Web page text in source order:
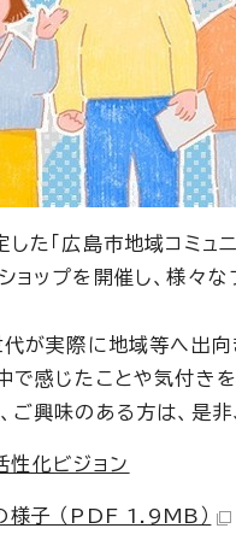
「広島市地域コミュニ
ョップを開催し、様々
代が実際に地域等へ出
で感じたことや気付き
興味のある方は、是非
性化ビジョン
様子 （PDF 1.9MB）